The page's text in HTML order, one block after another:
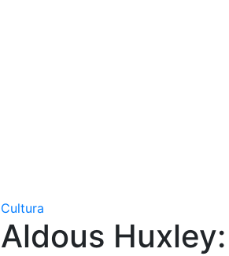
Cultura
Aldous